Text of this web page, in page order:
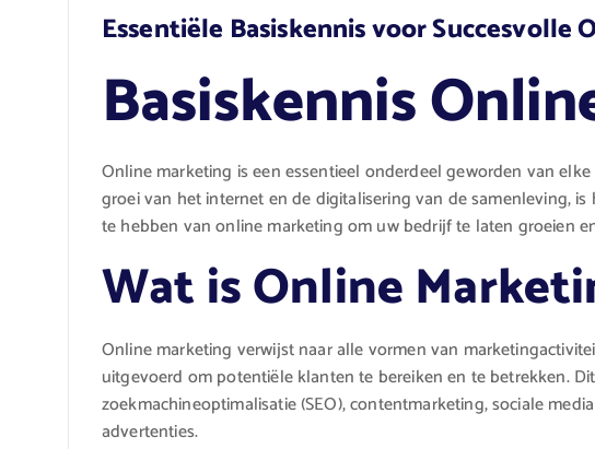
Essentiële Basiskennis voor Succesvolle
Basiskennis
Online marketing is een essentieel onderdeel geworden van
groei van het internet en de digitalisering van de samenleving,
te hebben van online marketing om uw bedrijf te laten groeien
Wat is Online
Online marketing verwijst naar alle vormen van
uitgevoerd om potentiële klanten te bereiken en te betrekken.
zoekmachineoptimalisatie (SEO), contentmarketing, sociale
advertenties.